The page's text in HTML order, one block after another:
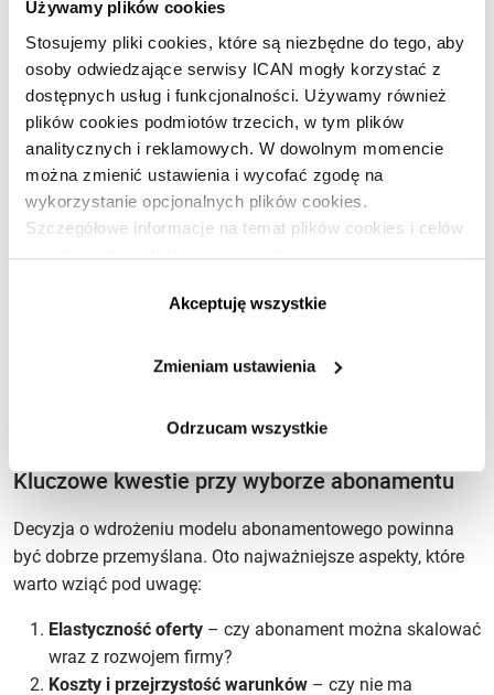
Używamy plików cookies
Stosujemy pliki cookies, które są niezbędne do tego, aby
osoby odwiedzające serwisy ICAN mogły korzystać z
dostępnych usług i funkcjonalności. Używamy również
plików cookies podmiotów trzecich, w tym plików
analitycznych i reklamowych. W dowolnym momencie
można zmienić ustawienia i wycofać zgodę na
wykorzystanie opcjonalnych plików cookies.
Szczegółowe informacje na temat plików cookies i celów
ich stosowania dostępne są na stronie
Akceptuję wszystkie
Zmieniam ustawienia
Odrzucam wszystkie
Kluczowe kwestie przy wyborze abonamentu
Decyzja o wdrożeniu modelu abonamentowego powinna
być dobrze przemyślana. Oto najważniejsze aspekty, które
warto wziąć pod uwagę:
Elastyczność oferty – czy abonament można skalować
wraz z rozwojem firmy?
Koszty i przejrzystość warunków – czy nie ma